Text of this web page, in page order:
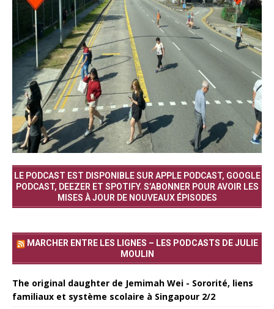
LE PODCAST EST DISPONIBLE SUR APPLE PODCAST, GOOGLE
PODCAST, DEEZER ET SPOTIFY. S’ABONNER POUR AVOIR LES
MISES À JOUR DE NOUVEAUX ÉPISODES
MARCHER ENTRE LES LIGNES – LES PODCASTS DE JULIE
MOULIN
The original daughter de Jemimah Wei - Sororité, liens
familiaux et système scolaire à Singapour 2/2